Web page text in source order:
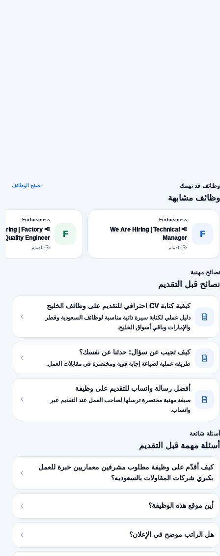
وظائف قد تهمك
وظائف مشابهة
تصفح الوظائف
F
Forbusiness
📢 We Are Hiring | Technical
Manager
الدمام
F
Forbusiness
Hiring | Factory
Quality Engineer
الدمام
نصائح مهنية
نصائح قبل التقديم
كيفية كتابة CV احترافي للتقديم على وظائف الخليج
دليل عملي لكتابة سيرة ذاتية مناسبة لوظائف السعودية وقطر
والإمارات وباقي أسواق الخليج.
كيف تجيب عن سؤال: حدثنا عن نفسك؟
طريقة عملية لصياغة إجابة قوية ومختصرة في مقابلات العمل.
أفضل رسالة واتساب للتقديم على وظيفة
صيغة مهنية مختصرة ترسلها لصاحب العمل عند التقديم عبر
واتساب.
أسئلة شائعة
أسئلة مهمة قبل التقديم
كيف أقدّم على وظيفة مطلوب مشرفين معماريين خبرة للعمل
بكبري شركات المقاولات بالسعوديه؟
أين موقع هذه الوظيفة؟
هل الراتب موضح في الإعلان؟